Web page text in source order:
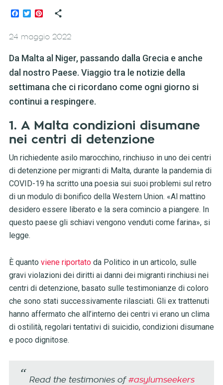
Facebook
TwitterPinterest
24 maggio 2022
Da Malta al Niger, passando dalla Grecia e anche
dal nostro Paese. Viaggio tra le notizie della
settimana che ci ricordano come ogni giorno si
continui a respingere.
1. A Malta condizioni disumane
nei centri di detenzione
Un richiedente asilo marocchino, rinchiuso in uno dei centri
di detenzione per migranti di Malta, durante la pandemia di
COVID-19 ha scritto una poesia sui suoi problemi sul retro
di un modulo di bonifico della Western Union. «Al mattino
desidero essere liberato e la sera comincio a piangere. In
questo paese gli schiavi vengono venduti come farina», si
legge.
È quanto viene riportatoda Politico in un articolo, sulle
gravi violazioni dei diritti ai danni dei migranti rinchiusi nei
centri di detenzione, basato sulle testimonianze di coloro
che sono stati successivamente rilasciati. Gli ex trattenuti
hanno affermato che all’interno dei centri vi erano un clima
di ostilità, regolari tentativi di suicidio, condizioni disumane
e poco dignitose.
Read the testimonies of #asylumseekers